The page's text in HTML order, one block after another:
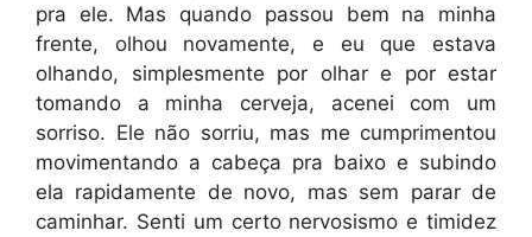
pra ele. Mas quando passou bem na minha
frente, olhou novamente, e eu que estava
olhando, simplesmente por olhar e por estar
tomando a minha cerveja, acenei com um
sorriso. Ele não sorriu, mas me cumprimentou
movimentando a cabeça pra baixo e subindo
ela rapidamente de novo, mas sem parar de
caminhar. Senti um certo nervosismo e timidez